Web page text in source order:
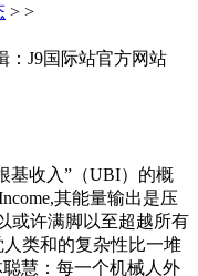
> >
：J9国际站官方网站
收入”（UBI）的概
其能量输出是压
或许满脚以至超越所有
类和的复杂性比一堆
慧：每一个机械人外